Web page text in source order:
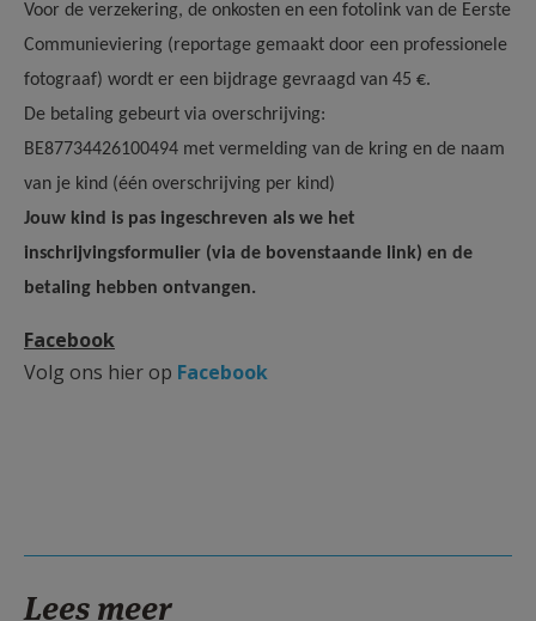
Voor de verzekering, de onkosten en een fotolink van de Eerste
Communieviering (reportage gemaakt door een professionele
fotograaf) wordt er een bijdrage gevraagd van 45 €.
De betaling gebeurt via overschrijving:
BE87734426100494 met vermelding van de kring en de naam
van je kind (één overschrijving per kind)
Jouw kind is pas ingeschreven als we het
inschrijvingsformulier (via de bovenstaande link) en de
betaling hebben ontvangen.
Facebook
Volg ons hier op Facebook
Lees meer